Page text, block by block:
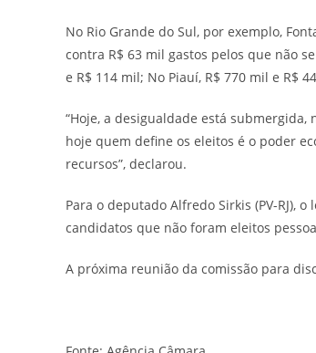
No Rio Grande do Sul, por exemplo,
contra R$ 63 mil gastos pelos que não
e R$ 114 mil; No Piauí, R$ 770 mil e R$
“Hoje, a desigualdade está
hoje quem define os eleitos é o poder
recursos”, declarou.
Para o deputado Alfredo Sirkis (PV-RJ),
candidatos que não foram eleitos
A próxima reunião da comissão para